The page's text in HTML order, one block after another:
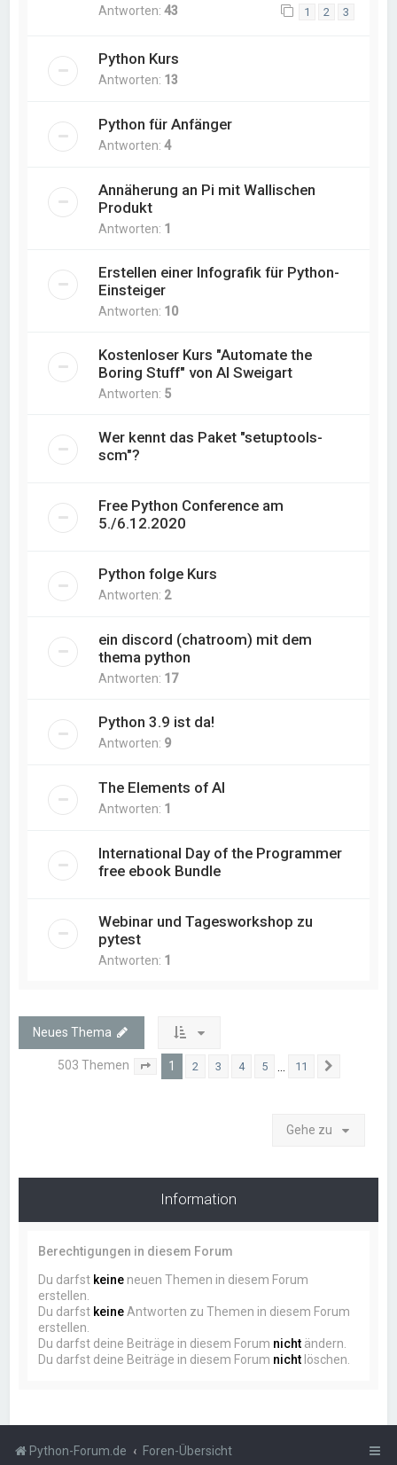
Antworten:43 1 2 3
Python Kurs
Antworten: 13
Python für Anfänger
Antworten:4
Annäherung an Pi mit Wallischen
Produkt
Antworten: 1
Erstellen einer Infografik für Python-
Einsteiger
Antworten: 10
Kostenloser Kurs "Automate the
Boring Stuff" von Al Sweigart
Antworten: 5
Wer kennt das Paket "setuptools-
scm"?
Free Python Conference am
5./6.12.2020
Python folge Kurs
Antworten: 2
ein discord (chatroom) mit dem
thema python
Antworten: 17
Python 3.9 ist da!
Antworten: 9
The Elements of AI
Antworten: 1
International Day of the Programmer
free ebook Bundle
Webinar und Tagesworkshop zu
pytest
Antworten: 1
Neues Thema
503 Themen Seite von 11
1 2 3 4 5 11
Gehe zu
Information
Berechtigungen in diesem Forum
Du darfst keine neuen Themen in diesem Forum
erstellen.
Du darfst keineAntworten zu Themen in diesem Forum
erstellen.
Du darfst deine Beiträge in diesem Forum nicht ändern.
Du darfst deine Beiträge in diesem Forum nicht löschen.
Python-Forum.de Foren-Übersicht